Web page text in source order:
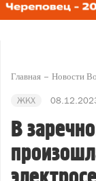
Главная Новости
ЖКХ
В